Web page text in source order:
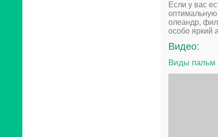
Если у вас
оптимальную
олеандр,
особо яркий
Видео:
Виды пальм